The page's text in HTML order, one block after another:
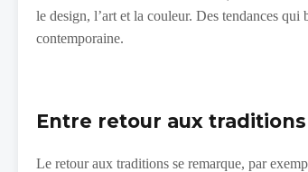
le design, l’art et la couleur. Des tendances
contemporaine.
Entre retour aux
Le retour aux traditions se remarque, par